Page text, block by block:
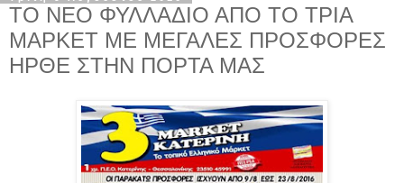
ΤΟ NEO ΦΥΛΛΑΔΙΟ ΑΠΟ ΤΟ ΤΡΙΑ
ΜΑΡΚΕΤ ΜΕ ΜΕΓΑΛΕΣ ΠΡΟΣΦΟΡΕΣ
ΗΡΘΕ ΣΤΗΝ ΠΟΡΤΑ ΜΑΣ